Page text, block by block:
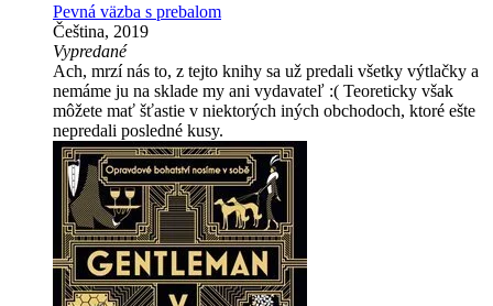
Pevná väzba s prebalom
Čeština, 2019
Vypredané
Ach, mrzí nás to, z tejto knihy sa už predali všetky výtlačky a
nemáme ju na sklade my ani vydavateľ :( Teoreticky však
môžete mať šťastie v niektorých iných obchodoch, ktoré ešte
nepredali posledné kusy.